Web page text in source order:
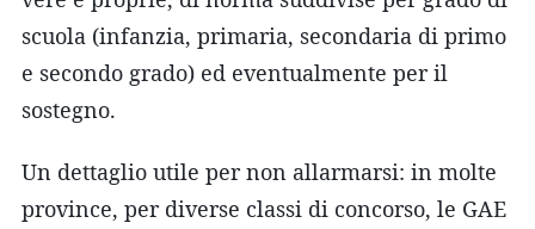
scuola (infanzia, primaria, secondaria di primo
e secondo grado) ed eventualmente per il
sostegno.
Un dettaglio utile per non allarmarsi: in molte
province, per diverse classi di concorso, le GAE